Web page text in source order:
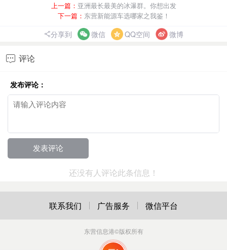
上一篇： 亚洲最长最美的冰瀑群。你想出发
下一篇： 东营新能源车选哪家之我鉴！
分享到 微信 QQ空间 微博
 评论
发布评论：
还没有人评论此条信息！
联系我们 广告服务 微信平台
东营信息港©版权所有